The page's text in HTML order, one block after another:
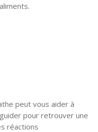
peut vous aider à
pour retrouver une
réactions